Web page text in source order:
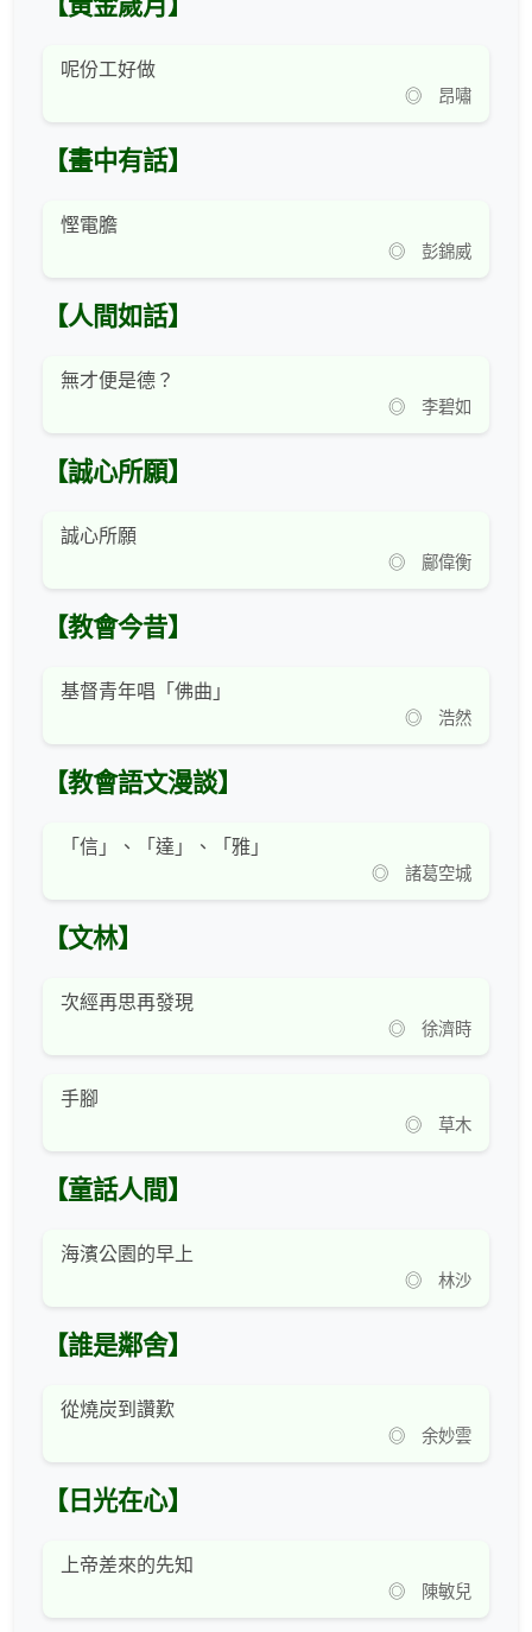
【黃金歲月】
呢份工好做
◎ 昂嘯
【畫中有話】
慳電膽
◎ 彭錦威
【人間如話】
無才便是德？
◎ 李碧如
【誠心所願】
誠心所願
◎ 鄺偉衡
【教會今昔】
基督青年唱「佛曲」
◎ 浩然
【教會語文漫談】
「信」、「達」、「雅」
◎ 諸葛空城
【文林】
次經再思再發現
◎ 徐濟時
手腳
◎ 草木
【童話人間】
海濱公園的早上
◎ 林沙
【誰是鄰舍】
從燒炭到讚歎
◎ 余妙雲
【日光在心】
上帝差來的先知
◎ 陳敏兒